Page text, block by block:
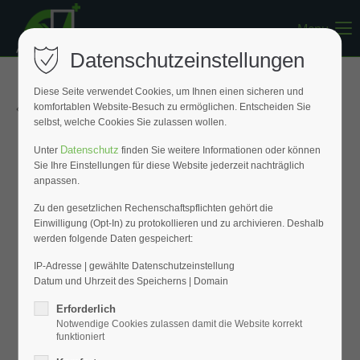
Register
Support
Lorem ipsum dolor sit amet:
24h/ 365days
Mon - Fri 8:00am - 5:00pm(GMT +1)
Get in touch
Cybersteel Inc.
Menu
« Zurück zur Übersicht
Datenschutzeinstellungen
Diese Seite verwendet Cookies, um Ihnen einen sicheren und
komfortablen Website-Besuch zu ermöglichen. Entscheiden Sie
selbst, welche Cookies Sie zulassen wollen.
Unter Datenschutz finden Sie weitere Informationen oder können
Sie Ihre Einstellungen für diese Website jederzeit nachträglich
anpassen.
Zu den gesetzlichen Rechenschaftspflichten gehört die
Einwilligung (Opt-In) zu protokollieren und zu archivieren. Deshalb
werden folgende Daten gespeichert:
IP-Adresse | gewählte Datenschutzeinstellung
Datum und Uhrzeit des Speicherns | Domain
Erforderlich
Notwendige Cookies zulassen damit die Website korrekt
funktioniert